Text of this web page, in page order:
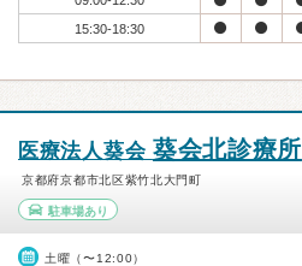
15:30-18:30
医療法人葵会 葵会北診療所
京都府京都市北区紫竹北大門町
駐車場あり
土曜（〜12:00）